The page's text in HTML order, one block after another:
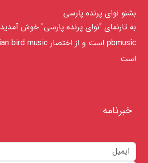
بشنو نوای پرنده پارسی
به تارنمای "نوای پرنده پارسی" خوش
است.
خبرنامه